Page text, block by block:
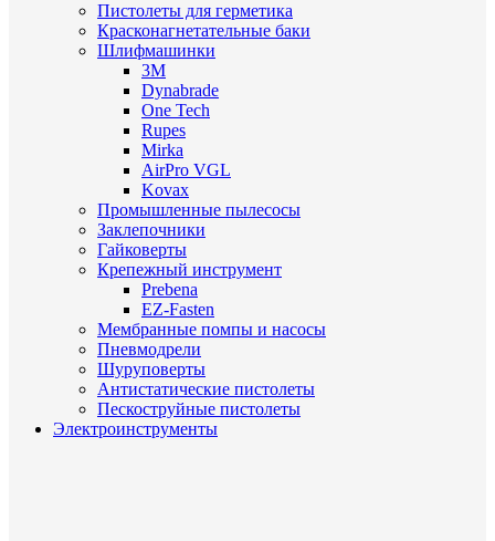
Пистолеты для герметика
Красконагнетательные баки
Шлифмашинки
3M
Dynabrade
One Tech
Rupes
Mirka
AirPro VGL
Kovax
Промышленные пылесосы
Заклепочники
Гайковерты
Крепежный инструмент
Prebena
EZ-Fasten
Мембранные помпы и насосы
Пневмодрели
Шуруповерты
Антистатические пистолеты
Пескоструйные пистолеты
Электроинструменты